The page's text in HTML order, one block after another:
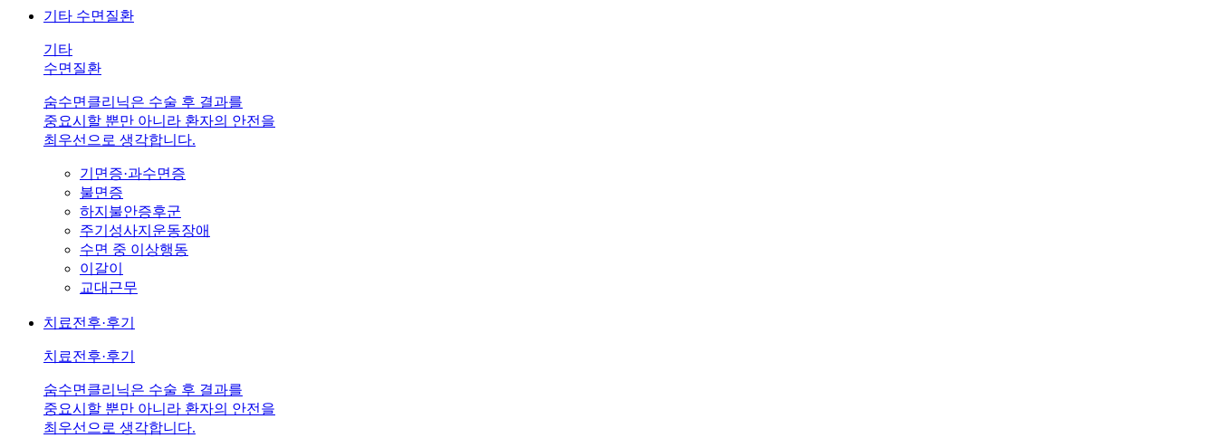
기타 수면질환
기타
수면질환
숨수면클리닉은 수술 후 결과를
중요시할 뿐만 아니라 환자의 안전을
최우선으로 생각합니다.
기면증·과수면증
불면증
하지불안증후군
주기성사지운동장애
수면 중 이상행동
이갈이
교대근무
치료전후·후기
치료전후·후기
숨수면클리닉은 수술 후 결과를
중요시할 뿐만 아니라 환자의 안전을
최우선으로 생각합니다.